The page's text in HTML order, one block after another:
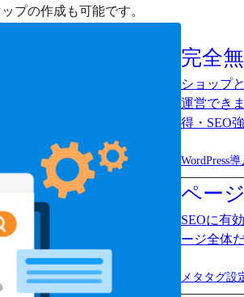
プの作成も可能です。
完全
ショップ
運営でき
得・SEO
WordPress導
ペー
SEOに有
ージ全体
メタタグ設